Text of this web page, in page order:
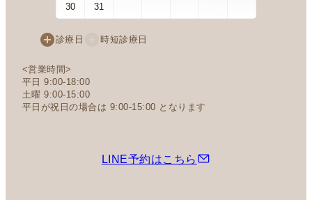
30 31
診療日 時短診療日
<営業時間>
平日 9:00-18:00
土曜 9:00-15:00
平日が祝日の場合は 9:00-15:00 となります
LINE予約はこちら